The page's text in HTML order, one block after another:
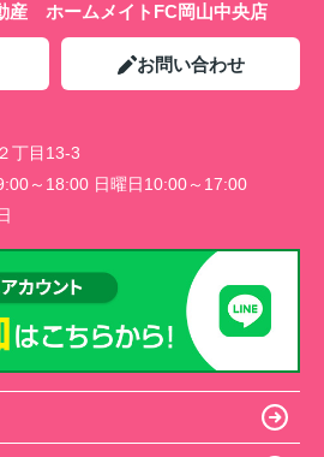
産 ホームメイトFC岡山中央店
お問い合わせ
丁目13-3
～18:00 日曜日10:00～17:00